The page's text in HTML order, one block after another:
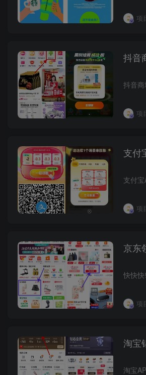
项
抖音
项
支付
支付
项
京东
项
淘宝
淘宝